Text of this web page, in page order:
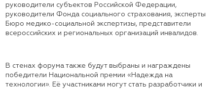
руководители субъектов Российской Федерации,
руководители Фонда социального страхования, эксперты
Бюро медико-социальной экспертизы, представители
всероссийских и региональных организаций инвалидов.
В стенах форума также будут выбраны и награждены
победители Национальной премии «Надежда на
технологии». Её участниками могут стать разработчики и